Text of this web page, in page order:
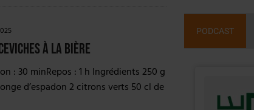
à la bière
: 30 minRepos : 1 h Ingrédients 250 g
d’espadon 2 citrons verts 50 cl de
PODCAST